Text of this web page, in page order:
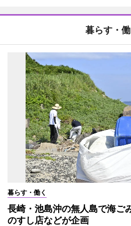
暮らす・働
暮らす・働く
長崎・池島沖の無人島で海
のすし店などが企画